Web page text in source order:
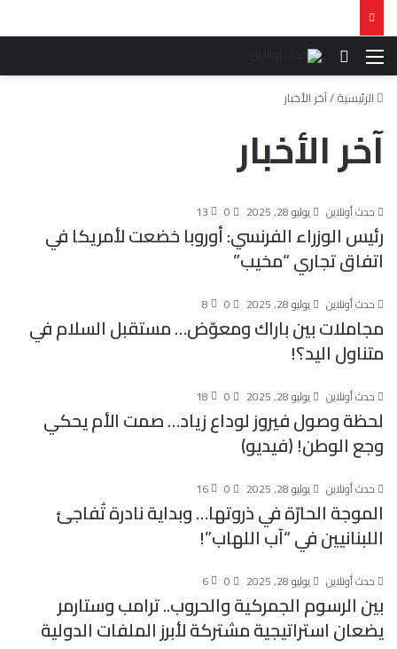
القائمة بحث عن
الرئيسية/آخر الأخبار
آخر الأخبار
حدث أونلاين يوليو 28, 2025 0
13
رئيس الوزراء الفرنسي: أوروبا خضعت لأمريكا في
اتفاق تجاري “مخيب”
حدث أونلاين يوليو 28, 2025 0
8
مجاملات بين باراك ومعوّض… مستقبل السلام في
متناول اليد؟!
حدث أونلاين يوليو 28, 2025 0
18
لحظة وصول فيروز لوداع زياد… صمت الأم يحكي
وجع الوطن! (فيديو)
حدث أونلاين يوليو 28, 2025 0
16
الموجة الحارّة في ذروتها… وبداية نادرة تُفاجئ
اللبنانيين في “آب اللهاب”!
حدث أونلاين يوليو 28, 2025 0
6
بين الرسوم الجمركية والحروب.. ترامب وستارمر
يضعان استراتيجية مشتركة لأبرز الملفات الدولية